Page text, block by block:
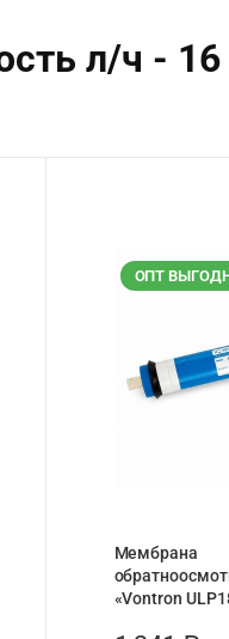
л/ч - 16
ОПТ
Мембрана
«Vontron